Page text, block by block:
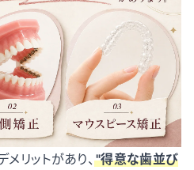
メリットがあり、"得意な歯並び